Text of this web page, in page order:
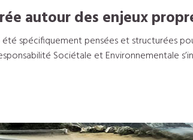
autour des enjeux
spécifiquement pensées et structurées
Sociétale et Environnementale